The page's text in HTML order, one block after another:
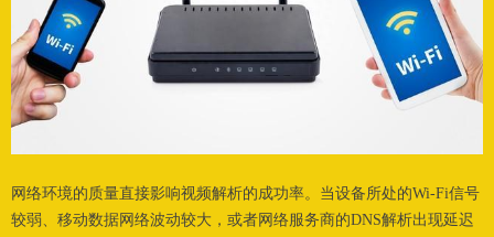
网络环境的质量直接影响视频解析的成功率。当设备所处的Wi-Fi信号
较弱、移动数据网络波动较大，或者网络服务商的DNS解析出现延迟